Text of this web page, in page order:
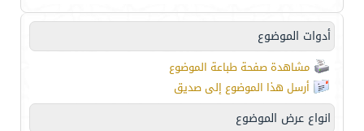
أدوات الموضوع
مشاهدة صفحة طباعة الموضوع
أرسل هذا الموضوع إلى صديق
انواع عرض الموضوع